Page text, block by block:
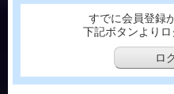
すでに会員登録
下記ボタンより
ロ